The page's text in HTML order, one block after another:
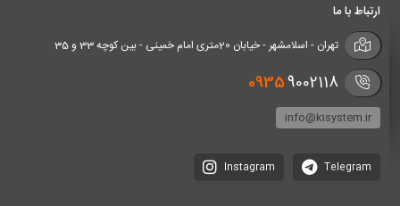
ارتباط با ما
تهران - اسلامشهر - خیابان 20متری امام خمینی - بین کوچه 33 و 35
09359002118
info@k1system.ir
Telegram
Instagram